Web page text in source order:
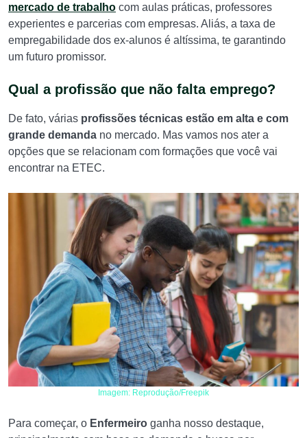
mercado de trabalho com aulas práticas, professores
experientes e parcerias com empresas. Aliás, a taxa de
empregabilidade dos ex-alunos é altíssima, te garantindo
um futuro promissor.
Qual a profissão que não falta emprego?
De fato, várias profissões técnicas estão em alta e com
grande demanda no mercado. Mas vamos nos ater a
opções que se relacionam com formações que você vai
encontrar na ETEC.
Imagem: Reprodução/Freepik
Para começar, o Enfermeiro ganha nosso destaque,